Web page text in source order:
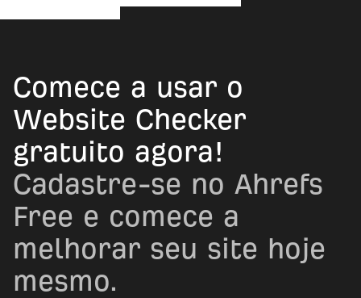
Comece a usar o
Website Checker
gratuito agora!
Cadastre-se no Ahrefs
Free e comece a
melhorar seu site hoje
mesmo.